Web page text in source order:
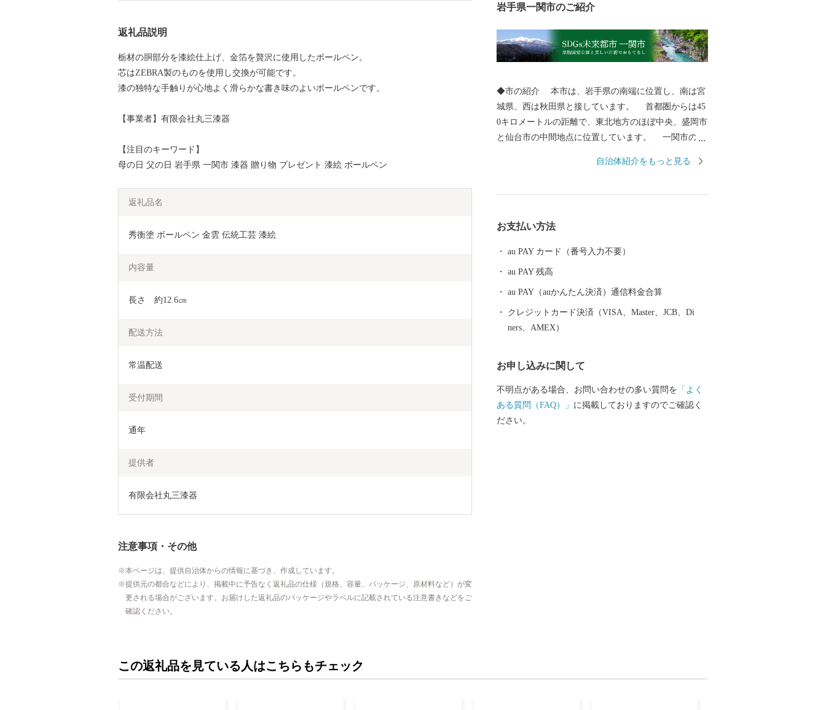
返礼品説明
栃材の胴部分を漆絵仕上げ、金箔を贅沢に使用したボールペン。
芯はZEBRA製のものを使用し交換が可能です。
漆の独特な手触りが心地よく滑らかな書き味のよいボールペンです。
【事業者】有限会社丸三漆器
【注目のキーワード】
母の日 父の日 岩手県 一関市 漆器 贈り物 プレゼント 漆絵 ボールペン
返礼品名
秀衡塗 ボールペン 金雲 伝統工芸 漆絵
内容量
長さ　約12.6㎝
配送方法
常温配送
受付期間
通年
提供者
有限会社丸三漆器
注意事項・その他
本ページは、提供自治体からの情報に基づき、作成しています。
提供元の都合などにより、掲載中に予告なく返礼品の仕様（規格、容量、パッケージ、原材料など）が変
更される場合がございます。お届けした返礼品のパッケージやラベルに記載されている注意書きなどをご
確認ください。
岩手県一関市のご紹介
◆市の紹介 本市は、岩手県の南端に位置し、南は宮
城県、西は秋田県と接しています。 首都圏からは45
0キロメートルの距離で、東北地方のほぼ中央、盛岡市
と仙台市の中間地点に位置しています。 一関市の総
kmの広がりがあります。 人口は103,444人（R8.1.1現
げ、その後葛西氏、伊達氏、田村氏の治世下に置かれ
ました。 明治の近代化以降の地域の成り立ちは、廃
変遷し、明治９年に岩手県に編入されました。 昭和
の大合併によって合併前の８市町村となり、平成17年
９月に１市４町２村が新設合併、平成23年９月に編入
広がり、湯量豊富な須川温泉をはじめ多くの温泉に恵
まれています。 市の東側にある室根山をはじめ緩や
かな丘陵地が広がる北上高地は穏やかな隆起準平原
自治体紹介をもっと見る
お支払い方法
au PAY カード（番号入力不要）
au PAY 残高
au PAY（auかんたん決済）通信料金合算
クレジットカード決済（VISA、Master、JCB、Di
ners、AMEX）
お申し込みに関して
不明点がある場合、お問い合わせの多い質問を 「よく
ある質問（FAQ）」 に掲載しておりますのでご確認く
ださい。
この返礼品を見ている人はこちらもチェック